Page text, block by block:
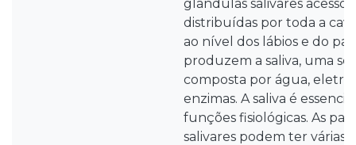
glândulas salivares
distribuídas por toda a
ao nível dos lábios e do
produzem a saliva, uma
composta por água,
enzimas. A saliva é
funções fisiológicas. As
salivares podem ter várias